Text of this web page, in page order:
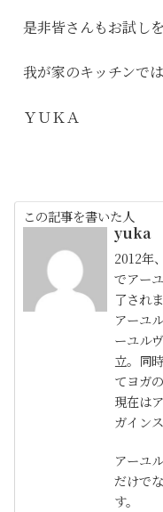
是非皆さんもお試しを
我が家のキッチンで
ＹＵＫＡ
この記事を書いた人
yuka
2012年
でアー
了され
アーユ
ーユル
立。同
てヨガ
現在は
ガイン
アーユ
だけで
す。